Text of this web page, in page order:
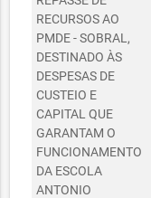
RECURSOS AO
PMDE - SOBRAL,
DESTINADO ÀS
DESPESAS DE
CUSTEIO E
CAPITAL QUE
GARANTAM O
FUNCIONAMENTO
DA ESCOLA
ANTONIO